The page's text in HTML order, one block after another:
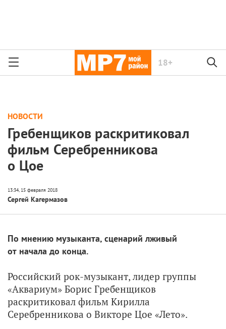
18+
НОВОСТИ
Гребенщиков раскритиковал
фильм Серебренникова
о Цое
Сергей Кагермазов
По мнению музыканта, сценарий лживый
от начала до конца.
Российский рок-музыкант, лидер группы
«Аквариум» Борис Гребенщиков
раскритиковал фильм Кирилла
Серебренникова о Викторе Цое «Лето».